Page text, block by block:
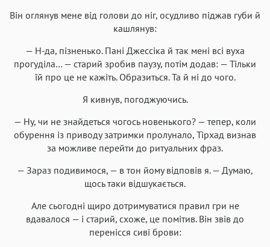
Він оглянув мене від голови до ніг, осудливо піджав губи й
кашлянув:
— Н-да, пізненько. Пані Джессіка й так мені всі вуха
прогуділа… — старий зробив паузу, потім додав: — Тільки
їй про це не кажіть. Образиться. Та й ні до чого.
Я кивнув, погоджуючись.
— Ну, чи не знайдеться чогось новенького? — тепер, коли
обурення із приводу затримки пролунало, Тірхад визнав
за можливе перейти до ритуальних фраз.
— Зараз подивимося, — в тон йому відповів я. — Думаю,
щось таки відшукається.
Але сьогодні щиро дотримуватися правил гри не
вдавалося — і старий, схоже, це помітив. Він звів до
перенісся сиві брови: